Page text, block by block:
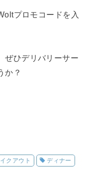
プロモコードを入
ぜひデリバリーサー
か？
クアウト ディナー